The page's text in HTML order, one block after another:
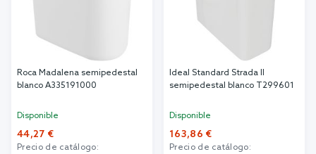
Roca Madalena semipedestal
blanco A335191000
Disponible
44,27 €
Precio de catálogo:
Ideal Standard Strada II
semipedestal blanco T299601
Disponible
163,86 €
Precio de catálogo: